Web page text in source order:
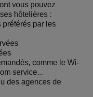
vous pouvez
hôtelières :
préférés par les
comme le Wi-
service...
des agences de